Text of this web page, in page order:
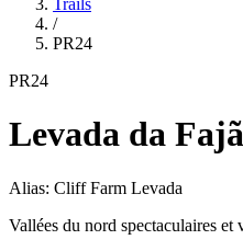
Trails
/
PR24
PR24
Levada da
Alias: Cliff Farm Levada
Vallées du nord spectaculaires et